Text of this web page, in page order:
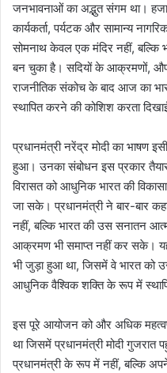
जनभावनाओं का अद्भुत संगम था।
कार्यकर्ता, पर्यटक और सामान्य
सोमनाथ केवल एक मंदिर नहीं, बल्कि
बन चुका है। सदियों के आक्रमणों,
राजनीतिक संकोच के बाद आज का
स्थापित करने की कोशिश करता
प्रधानमंत्री नरेंद्र मोदी का भाषण
हुआ। उनका संबोधन इस प्रकार तैयार
विरासत को आधुनिक भारत की
जा सके। प्रधानमंत्री ने बार-बार
नहीं, बल्कि भारत की उस सनातन
आक्रमण भी समाप्त नहीं कर सके।
भी जुड़ा हुआ था, जिसमें वे भारत को
आधुनिक वैश्विक शक्ति के रूप में
इस पूरे आयोजन को और अधिक
था जिसमें प्रधानमंत्री मोदी
प्रधानमंत्री के रूप में नहीं, बल्कि